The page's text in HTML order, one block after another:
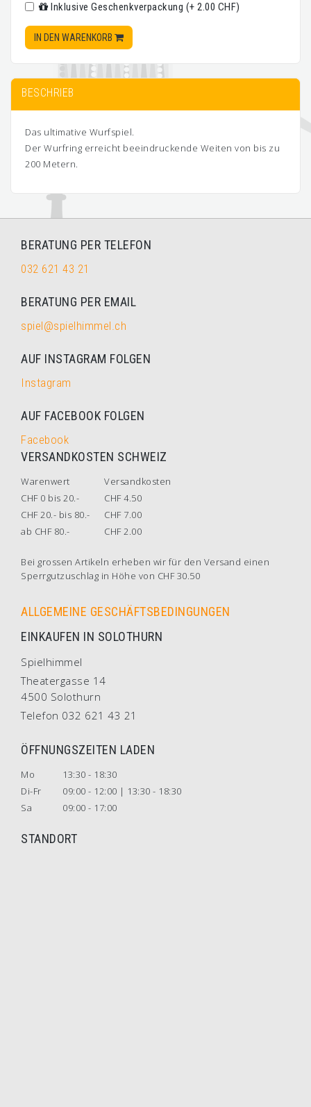
Inklusive Geschenkverpackung (+ 2.00 CHF)
IN DEN WARENKORB
BESCHRIEB
Das ultimative Wurfspiel.
Der Wurfring erreicht beeindruckende Weiten von bis zu
200 Metern.
BERATUNG PER TELEFON
032 621 43 21
BERATUNG PER EMAIL
spiel@spielhimmel.ch
AUF INSTAGRAM FOLGEN
Instagram
AUF FACEBOOK FOLGEN
Facebook
VERSANDKOSTEN SCHWEIZ
Warenwert
Versandkosten
CHF 0 bis 20.-
CHF 4.50
CHF 20.- bis 80.-
CHF 7.00
ab CHF 80.-
CHF 2.00
Bei grossen Artikeln erheben wir für den Versand einen
Sperrgutzuschlag in Höhe von CHF 30.50
ALLGEMEINE GESCHÄFTSBEDINGUNGEN
EINKAUFEN IN SOLOTHURN
Spielhimmel
Theatergasse 14
4500 Solothurn
Telefon 032 621 43 21
ÖFFNUNGSZEITEN LADEN
Mo
13:30 - 18:30
Di-Fr
09:00 - 12:00 | 13:30 - 18:30
Sa
09:00 - 17:00
STANDORT